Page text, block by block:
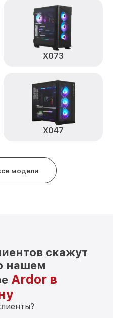
X073
X047
модели
скажут
нашем
Ardor в